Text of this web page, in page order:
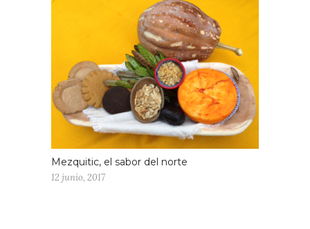
Mezquitic, el sabor del norte
12 junio, 2017